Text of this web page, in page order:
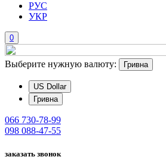
РУС
УКР
0
Выберите нужную валюту: Гривна
US Dollar
Гривна
066 730-78-99
098 088-47-55
заказать звонок